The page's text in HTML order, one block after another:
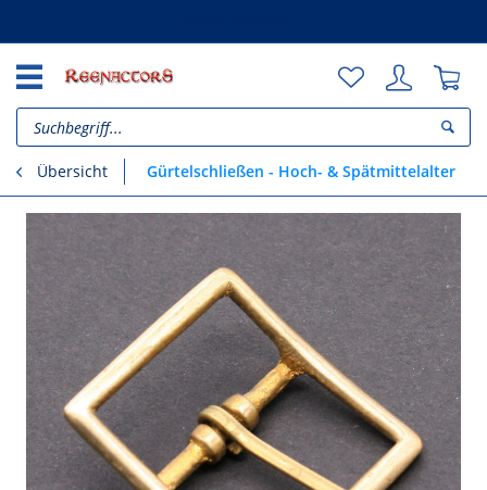
Übersicht Gürtelschließen - Hoch- & Spätmittelalter